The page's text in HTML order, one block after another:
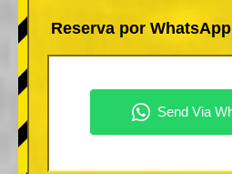
Reserva por WhatsApp